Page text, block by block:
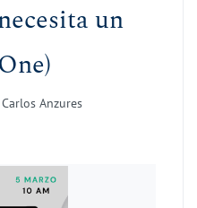
un
Anzures